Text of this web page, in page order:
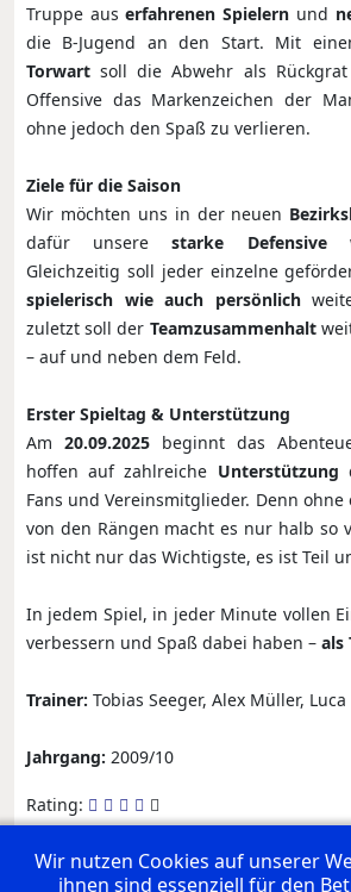
Truppe auserfahrenen Spielern und
die B-Jugend an den Start. Mit
Torwart soll die Abwehr als
Offensive das Markenzeichen der
ohne jedoch den Spaß zu verlieren.
Ziele für die Saison
Wir möchten uns in der neuen
dafür unserestarke Defensive
Gleichzeitig soll jeder einzelne
spielerisch wie auch persönlich
zuletzt soll der Teamzusammenhalt
– auf und neben dem Feld.
Erster Spieltag & Unterstützung
Am 20.09.2025 beginnt das
hoffen auf zahlreiche Unterstützung
Fans und Vereinsmitglieder. Denn
von den Rängen macht es nur halb so
ist nicht nur das Wichtigste, es ist Teil
In jedem Spiel, in jeder Minute vollen
verbessern und Spaß dabei haben – als
Trainer: Tobias Seeger, Alex Müller,
Jahrgang: 2009/10
Rating:
Wir nutzen Cookies auf unserer
ihnen sind essenziell für den